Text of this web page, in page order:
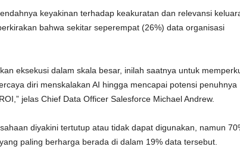
keyakinan terhadap keakuratan dan relevansi
bahwa sekitar seperempat (26%) data organisasi
eksekusi dalam skala besar, inilah saatnya untuk
diri menskalakan AI hingga mencapai potensi penuhnya
jelas Chief Data Officer Salesforce Michael Andrew.
diyakini tertutup atau tidak dapat digunakan, namun
paling berharga berada di dalam 19% data tersebut.